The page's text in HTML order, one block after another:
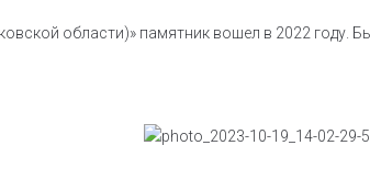
области)» памятник вошел в 2022 году.